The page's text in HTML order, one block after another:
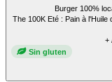
Burger 100%
The 100K Eté : Pain à l'Huile
+
Sin gluten